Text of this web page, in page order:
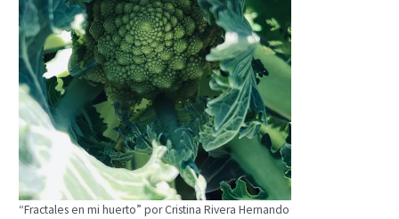
“Fractales en mi huerto” por Cristina Rivera Hernando